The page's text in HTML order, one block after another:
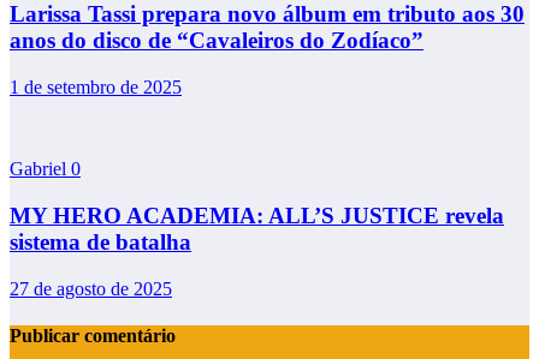
Larissa Tassi prepara novo álbum em tributo aos 30
anos do disco de “Cavaleiros do Zodíaco”
1 de setembro de 2025
Gabriel 0
MY HERO ACADEMIA: ALL’S JUSTICE revela
sistema de batalha
27 de agosto de 2025
Publicar comentário